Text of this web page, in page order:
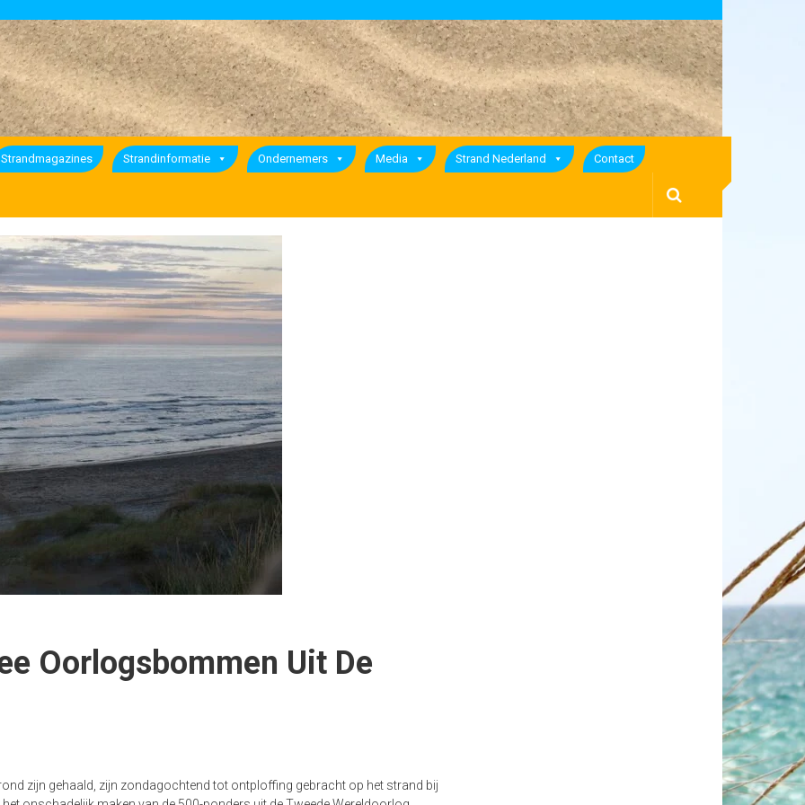
Strandmagazines Strandinformatie Ondernemers Media Strand Nederland Contact
Oorlogsbommen Uit De
zijn gehaald, zijn zondagochtend tot ontploffing gebracht op het strand bij